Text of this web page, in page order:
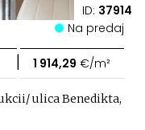
ID: 37914
Na predaj
| 1 914,29 €/m²
ulica Benedikta,